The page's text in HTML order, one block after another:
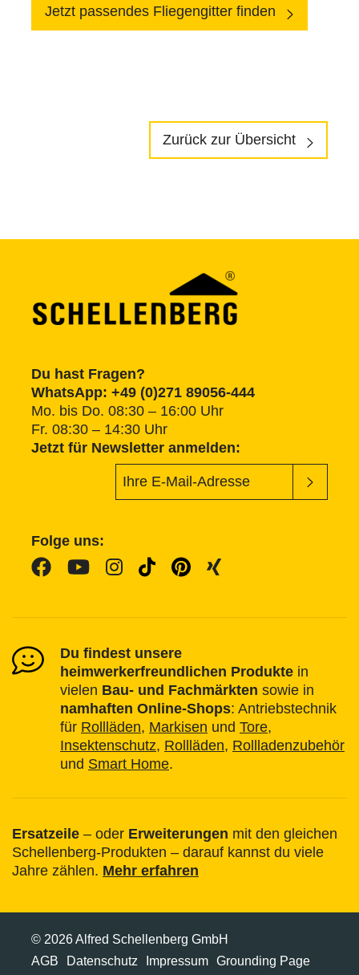
Jetzt passendes Fliegengitter finden
Zurück zur Übersicht
Du hast Fragen?
WhatsApp: +49 (0)271 89056-444
Mo. bis Do. 08:30 – 16:00 Uhr
Fr. 08:30 – 14:30 Uhr
Jetzt für Newsletter anmelden:
Folge uns:
Du findest unsere
heimwerkerfreundlichen Produkte in
vielen Bau- und Fachmärkten sowie in
namhaften Online-Shops: Antriebstechnik
für Rollläden, Markisen und Tore,
Insektenschutz, Rollläden, Rollladenzubehör
und Smart Home.
Ersatzeile – oder Erweiterungen mit den gleichen
Schellenberg-Produkten – darauf kannst du viele
Jahre zählen. Mehr erfahren
© 2026 Alfred Schellenberg GmbH
AGB
Datenschutz Impressum Grounding Page